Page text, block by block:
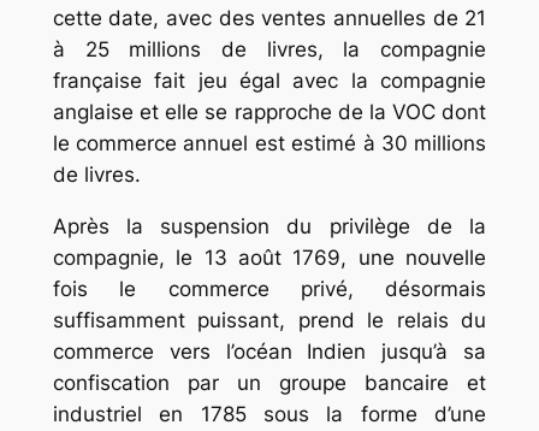
cette date, avec des ventes annuelles de 21
à 25 millions de livres, la compagnie
française fait jeu égal avec la compagnie
anglaise et elle se rapproche de la VOC dont
le commerce annuel est estimé à 30 millions
de livres.
Après la suspension du privilège de la
compagnie, le 13 août 1769, une nouvelle
fois le commerce privé, désormais
suffisamment puissant, prend le relais du
commerce vers l’océan Indien jusqu’à sa
confiscation par un groupe bancaire et
industriel en 1785 sous la forme d’une